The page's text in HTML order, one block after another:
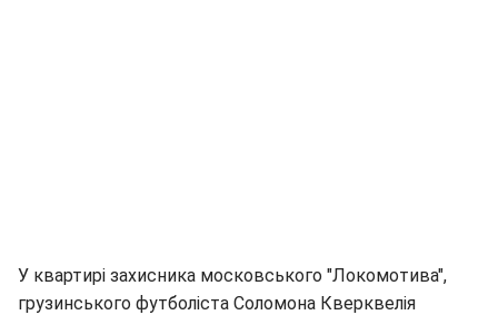
У квартирі захисника московського "Локомотива",
грузинського футболіста Соломона Кверквелія